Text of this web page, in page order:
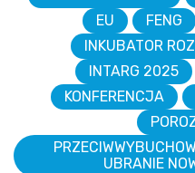
EU
FENG
INKUBATOR
INTARG 2025
KONFERENCJA
UBRANIE